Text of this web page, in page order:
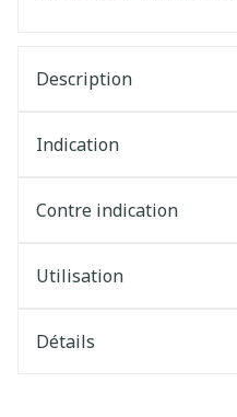
Description
Indication
Contre indication
Utilisation
Détails